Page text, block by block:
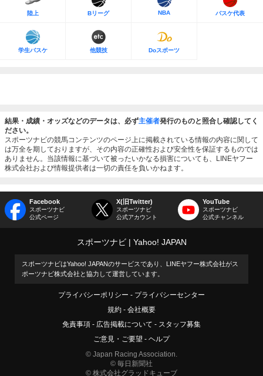
陸上 Bリーグ NBA バスケ代表
学生バスケ 他競技 Doスポーツ
結果・成績・オッズなどのデータは、必ず主催者発行のものと照合し確認してく
ださい。
スポーツナビの競馬コンテンツのページ上に掲載されている情報の内容に関して
は万全を期しておりますが、その内容の正確性および安全性を保証するものでは
ありません。当該情報に基づいて被ったいかなる損害についても、LINEヤフー
株式会社および情報提供者は一切の責任を負いかねます。
Facebook
スポーツナビ
公式ページ
X(旧Twitter)
スポーツナビ
公式アカウント
YouTube
スポーツナビ
公式チャンネル
スポーツナビ Yahoo! JAPAN
スポーツナビはYahoo! JAPANのサービスであり、LINEヤフー株式会社がス
ポーツナビ株式会社と協力して運営しています。
プライバシーポリシー
プライバシーセンター
規約
会社概要
免責事項
広告掲載について
スタッフ募集
ご意見・ご要望
ヘルプ
© Japan Racing Association.
© 毎日新聞社
© 株式会社グラッドキューブ